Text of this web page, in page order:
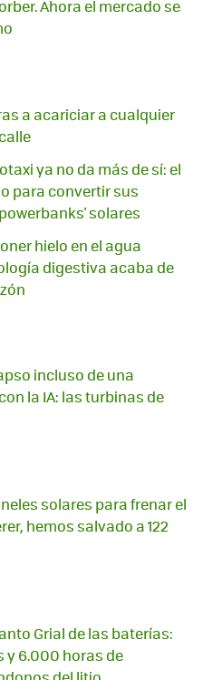
Ahora el mercado se
a acariciar a cualquier
ya no da más de sí: el
para convertir sus
solares
hielo en el agua
digestiva acaba de
incluso de una
la IA: las turbinas de
solares para frenar el
hemos salvado a 122
Grial de las baterías:
y 6.000 horas de